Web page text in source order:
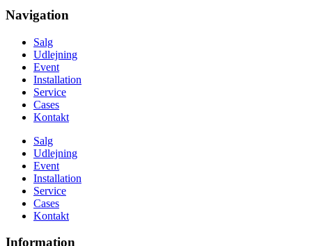
Navigation
Salg
Udlejning
Event
Installation
Service
Cases
Kontakt
Salg
Udlejning
Event
Installation
Service
Cases
Kontakt
Information